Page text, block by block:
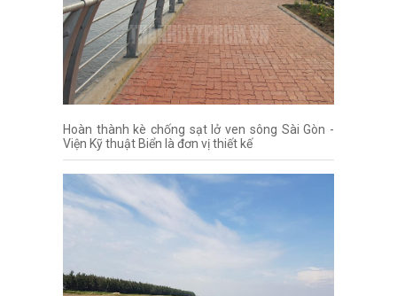
Hoàn thành kè chống sạt lở ven sông Sài Gòn -
Viện Kỹ thuật Biển là đơn vị thiết kế